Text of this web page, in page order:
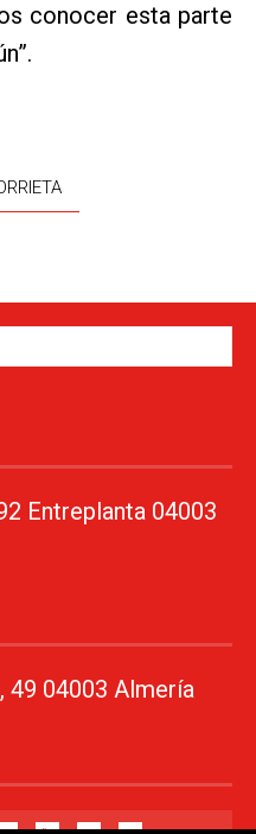
conocer esta parte
Entreplanta 04003
49 04003 Almería